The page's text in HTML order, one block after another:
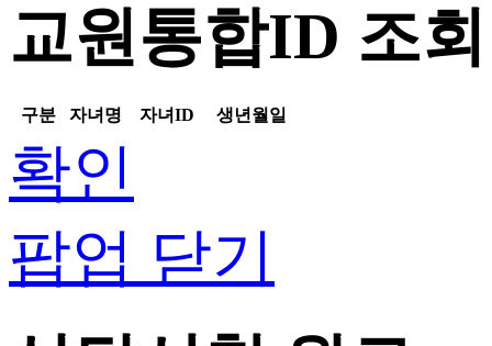
교원통합ID 조회
구분 자녀명 자녀ID 생년월일
확인
팝업 닫기